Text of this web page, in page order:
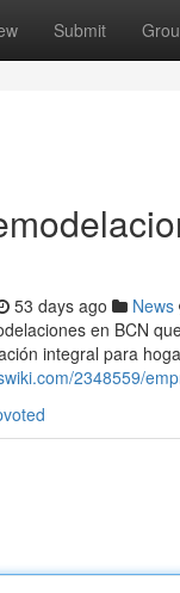
Submit
53 days ago News
en BCN
integral para
2348559/